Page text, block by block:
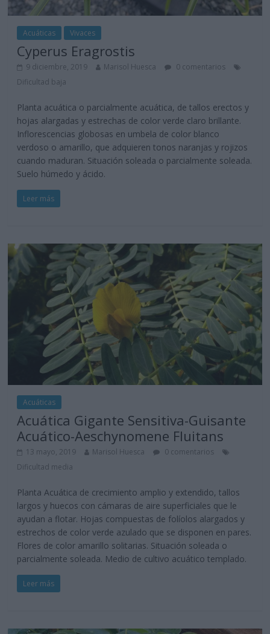
Acuáticas Vivaces
Cyperus Eragrostis
9 diciembre, 2019 Marisol Huesca
0 comentarios
Dificultad baja
Planta acuática o parcialmente acuática, de tallos erectos y
hojas alargadas y estrechas de color verde claro brillante.
Inflorescencias globosas en umbela de color blanco
verdoso o amarillo, que adquieren tonos naranjas y rojizos
cuando maduran. Situación soleada o parcialmente soleada.
Suelo húmedo y ácido.
Leer más
Acuáticas
Acuática Gigante Sensitiva-Guisante
Acuático-Aeschynomene Fluitans
13 mayo, 2019 Marisol Huesca
0 comentarios
Dificultad media
Planta Acuática de crecimiento amplio y extendido, tallos
largos y huecos con cámaras de aire superficiales que le
ayudan a flotar. Hojas compuestas de folíolos alargados y
estrechos de color verde azulado que se disponen en pares.
Flores de color amarillo solitarias. Situación soleada o
parcialmente soleada. Medio de cultivo acuático templado.
Leer más